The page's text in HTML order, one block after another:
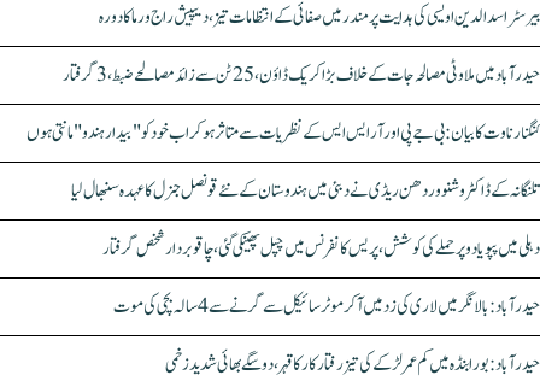
بیرسٹر اسدالدین اویسی کی ہدایت پر مندر میں صفائی کے انتظامات تیز، دیپیش راج ورما کا دورہ
حیدرآباد میں ملاوٹی مصالحہ جات کے خلاف بڑا کریک ڈاؤن، 25 ٹن سے زائد مصالحے ضبط، 3 گرفتار
کنگنا رناوت کا بیان: بی جے پی اور آر ایس ایس کے نظریات سے متاثر ہو کر اب خود کو "بیدار ہندو" مانتی ہوں
تلنگانہ کے ڈاکٹر وشنو وردھن ریڈی نے دبئی میں ہندوستان کے نئے قونصل جنرل کا عہدہ سنبھال لیا
دہلی میں پپو یادو پر حملے کی کوشش، پریس کانفرنس میں چپل پھینکی گئی، چاقو بردار شخص گرفتار
حیدرآباد: بالا نگر میں لاری کی زد میں آکر موٹرسائیکل سے گرنے سے 4 سالہ بچی کی موت
حیدرآباد: بورابنڈہ میں کم عمر لڑکے کی تیز رفتار کار کا قہر، دو سگے بھائی شدید زخمی